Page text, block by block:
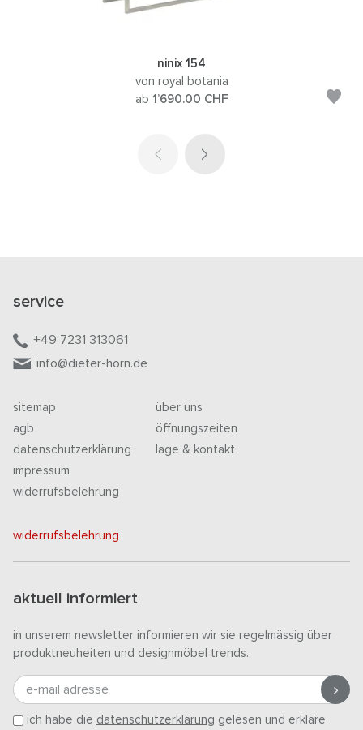
ninix 154
von royal botania
ab 1’690.00 CHF
service
+49 7231 313061
info@dieter-horn.de
sitemap
agb
datenschutzerklärung
impressum
widerrufsbelehrung
über uns
öffnungszeiten
lage & kontakt
widerrufsbelehrung
aktuell informiert
in unserem newsletter informieren wir sie regelmässig über
produktneuheiten und designmöbel trends.
e-mail adresse
ich habe die datenschutzerklärung gelesen und erkläre